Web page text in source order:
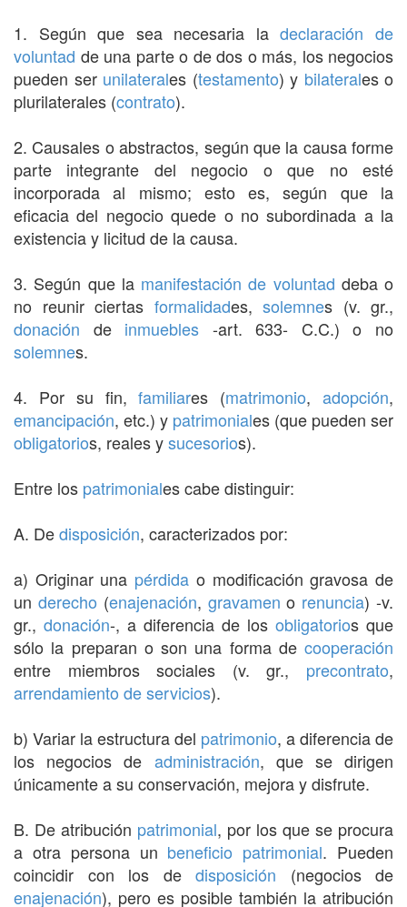
1. Según que sea necesaria ladeclaración de
voluntad de una parte o de dos o más, los negocios
pueden ser unilaterales (testamento) y bilaterales o
plurilaterales (contrato).
2. Causales o abstractos, según que la causa forme
parte integrante del negocio o que no esté
incorporada al mismo; esto es, según que la
eficacia del negocio quede o no subordinada a la
existencia y licitud de la causa.
3. Según que la manifestación de voluntad deba o
no reunir ciertas formalidades, solemnes (v. gr.,
donación de inmuebles -art. 633- C.C.) o no
solemnes.
4. Por su fin,familiares (matrimonio,adopción,
emancipación, etc.) y patrimoniales (que pueden ser
obligatorios, reales ysucesorios).
Entre los patrimoniales cabe distinguir:
A. Dedisposición, caracterizados por:
a) Originar una pérdida o modificación gravosa de
un derecho (enajenación, gravamen o renuncia) -v.
gr., donación-, a diferencia de los obligatorios que
sólo la preparan o son una forma de cooperación
entre miembros sociales (v. gr., precontrato,
arrendamiento de servicios).
b) Variar la estructura del patrimonio, a diferencia de
los negocios de administración, que se dirigen
únicamente a su conservación, mejora y disfrute.
B. De atribución patrimonial, por los que se procura
a otra persona un beneficio patrimonial. Pueden
coincidir con los de disposición (negocios de
enajenación), pero es posible también la atribución